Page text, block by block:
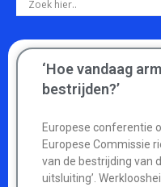
‘Hoe vandaag
bestrijden?’
Europese conferentie
Europese Commissie
van de bestrijding van
uitsluiting’.